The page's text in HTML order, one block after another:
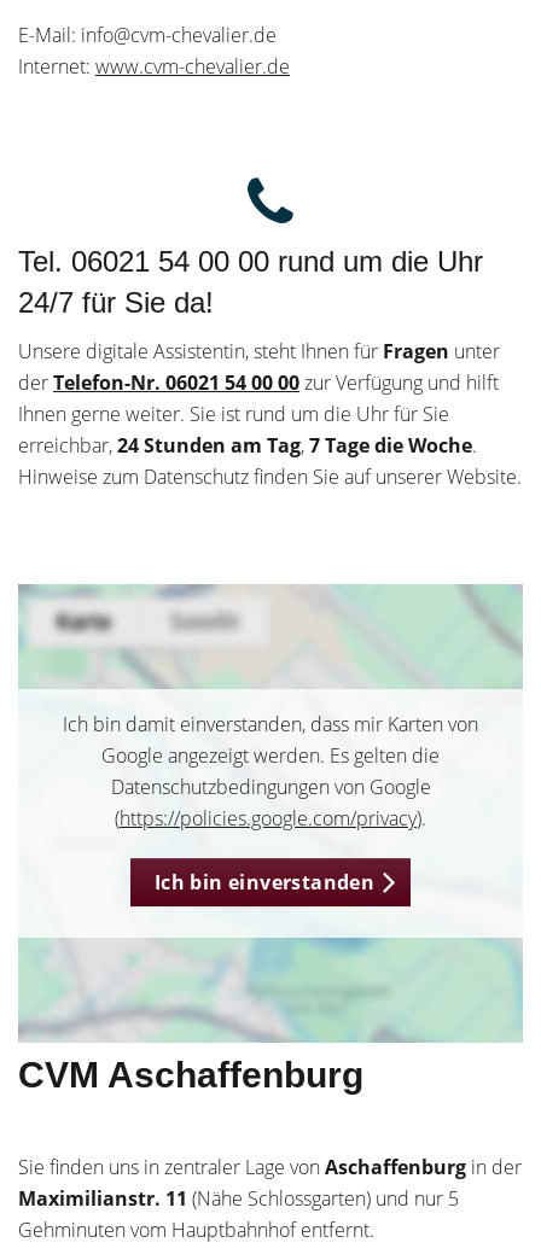
E-Mail: info@cvm-chevalier.de
Internet: www.cvm-chevalier.de
Tel. 06021 54 00 00 rund um die Uhr
24/7 für Sie da!
Unsere digitale Assistentin, steht Ihnen für Fragen unter
derTelefon-Nr. 06021 54 00 00zur Verfügung und hilft
Ihnen gerne weiter. Sie ist rund um die Uhr für Sie
erreichbar,24 Stunden am Tag,7 Tage die Woche.
Hinweise zum Datenschutz finden Sie auf unserer Website.
Ich bin damit einverstanden, dass mir Karten von
Google angezeigt werden. Es gelten die
Datenschutzbedingungen von Google
(https://policies.google.com/privacy).
Ich bin einverstanden
CVM Aschaffenburg
Sie finden uns in zentraler Lage vonAschaffenburg in der
Maximilianstr. 11 (Nähe Schlossgarten) und nur 5
Gehminuten vom Hauptbahnhof entfernt.